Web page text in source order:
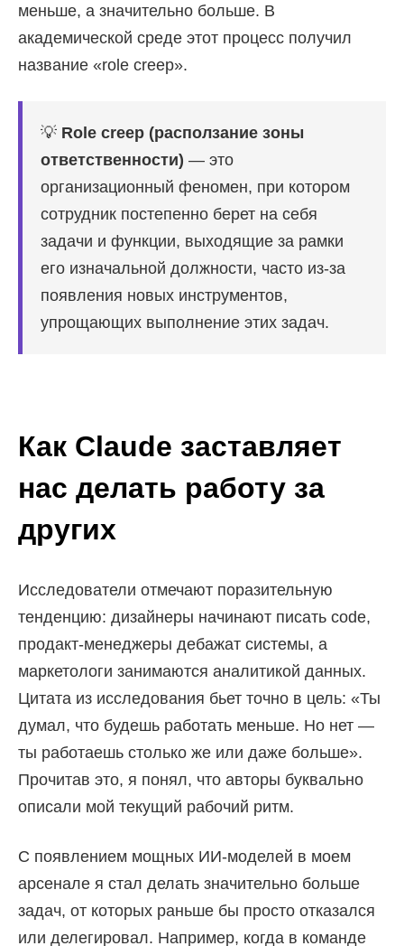
меньше, а значительно больше. В
академической среде этот процесс получил
название «role creep».
💡 Role creep (расползание зоны
ответственности) — это
организационный феномен, при котором
сотрудник постепенно берет на себя
задачи и функции, выходящие за рамки
его изначальной должности, часто из-за
появления новых инструментов,
упрощающих выполнение этих задач.
Как Claude заставляет
нас делать работу за
других
Исследователи отмечают поразительную
тенденцию: дизайнеры начинают писать code,
продакт-менеджеры дебажат системы, а
маркетологи занимаются аналитикой данных.
Цитата из исследования бьет точно в цель: «Ты
думал, что будешь работать меньше. Но нет —
ты работаешь столько же или даже больше».
Прочитав это, я понял, что авторы буквально
описали мой текущий рабочий ритм.
С появлением мощных ИИ-моделей в моем
арсенале я стал делать значительно больше
задач, от которых раньше бы просто отказался
или делегировал. Например, когда в команде